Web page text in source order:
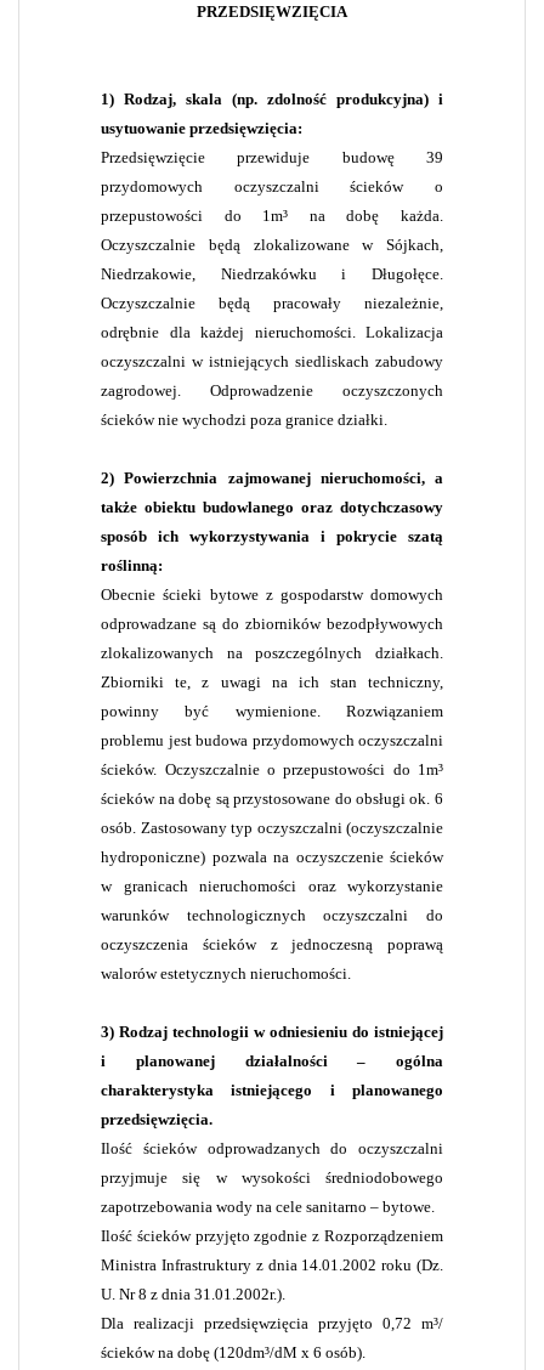
PRZEDSIĘWZIĘCIA
1) Rodzaj, skala (np. zdolność produkcyjna) i
usytuowanie przedsięwzięcia:
Przedsięwzięcie przewiduje budowę 39
przydomowych oczyszczalni ścieków o
przepustowości do 1m³ na dobę każda.
Oczyszczalnie będą zlokalizowane w Sójkach,
Niedrzakowie, Niedrzakówku i Długołęce.
Oczyszczalnie będą pracowały niezależnie,
odrębnie dla każdej nieruchomości. Lokalizacja
oczyszczalni w istniejących siedliskach zabudowy
zagrodowej. Odprowadzenie oczyszczonych
ścieków nie wychodzi poza granice działki.
2) Powierzchnia zajmowanej nieruchomości, a
także obiektu budowlanego oraz dotychczasowy
sposób ich wykorzystywania i pokrycie szatą
roślinną:
Obecnie ścieki bytowe z gospodarstw domowych
odprowadzane są do zbiorników bezodpływowych
zlokalizowanych na poszczególnych działkach.
Zbiorniki te, z uwagi na ich stan techniczny,
powinny być wymienione. Rozwiązaniem
problemu jest budowa przydomowych oczyszczalni
ścieków. Oczyszczalnie o przepustowości do 1m³
ścieków na dobę są przystosowane do obsługi ok. 6
osób. Zastosowany typ oczyszczalni (oczyszczalnie
hydroponiczne) pozwala na oczyszczenie ścieków
w granicach nieruchomości oraz wykorzystanie
warunków technologicznych oczyszczalni do
oczyszczenia ścieków z jednoczesną poprawą
walorów estetycznych nieruchomości.
3) Rodzaj technologii w odniesieniu do istniejącej
i planowanej działalności – ogólna
charakterystyka istniejącego i planowanego
przedsięwzięcia.
Ilość ścieków odprowadzanych do oczyszczalni
przyjmuje się w wysokości średniodobowego
zapotrzebowania wody na cele sanitarno – bytowe.
Ilość ścieków przyjęto zgodnie z Rozporządzeniem
Ministra Infrastruktury z dnia 14.01.2002 roku (Dz.
U. Nr 8 z dnia 31.01.2002r.).
Dla realizacji przedsięwzięcia przyjęto 0,72 m³/
ścieków na dobę (120dm³/dM x 6 osób).